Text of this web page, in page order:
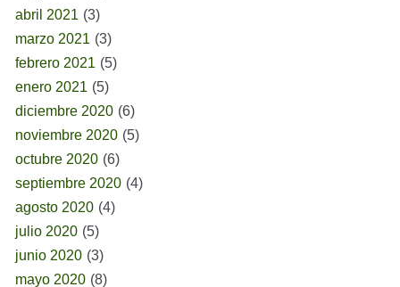
abril 2021 (3)
marzo 2021 (3)
febrero 2021 (5)
enero 2021 (5)
diciembre 2020 (6)
noviembre 2020 (5)
octubre 2020 (6)
septiembre 2020 (4)
agosto 2020 (4)
julio 2020 (5)
junio 2020 (3)
mayo 2020 (8)